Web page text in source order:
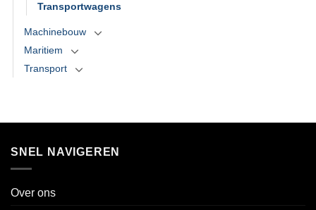
Transportwagens
Machinebouw
Maritiem
Transport
SNEL NAVIGEREN
Over ons